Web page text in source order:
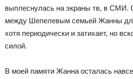
выплеснулась на экраны тв, в СМИ.
между Шепелевым семьей Жанны
хотя периодически и затихает, но
силой.
В моей памяти Жанна осталась